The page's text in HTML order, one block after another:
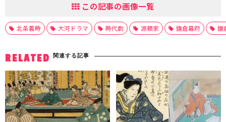
この記事の画像一覧
北条義時 大河ドラマ 時代劇 源頼家 鎌倉幕府 鎌
RELATED 関連する記事